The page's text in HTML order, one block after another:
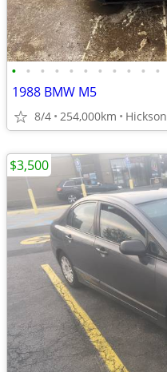
• • • • • • • • • • •
1988 BMW M5
8/4 254,000km Hickson
$3,500